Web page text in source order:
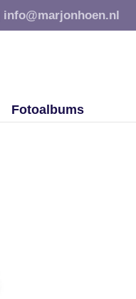
info@marjonhoen.nl
Fotoalbums